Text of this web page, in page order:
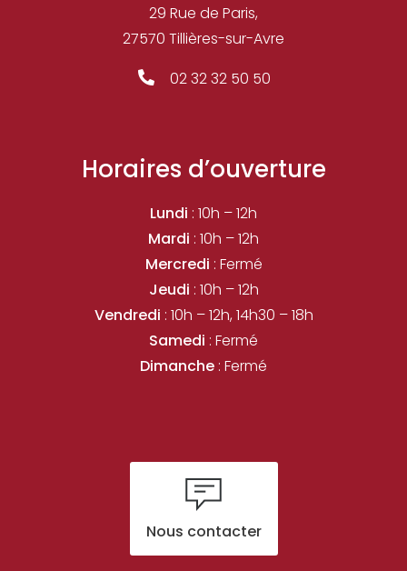
29 Rue de Paris,
27570 Tillières-sur-Avre
02 32 32 50 50
Horaires d’ouverture
Lundi : 10h – 12h
Mardi : 10h – 12h
Mercredi : Fermé
Jeudi : 10h – 12h
Vendredi : 10h – 12h, 14h30 – 18h
Samedi : Fermé
Dimanche : Fermé
Nous contacter